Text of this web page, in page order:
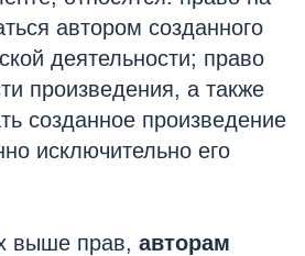
автором созданного
деятельности; право
произведения, а также
созданное произведение
исключительно его
выше прав, авторам